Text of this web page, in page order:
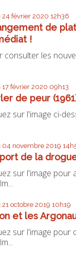
24 février 2020 12h36
de
!
consulter les
17 février 2020 09h13
de peur
sur l'image ci-
04 novembre 2019
de la
sur l'image pour
octobre 2019 10h19
et les
sur l'image pour